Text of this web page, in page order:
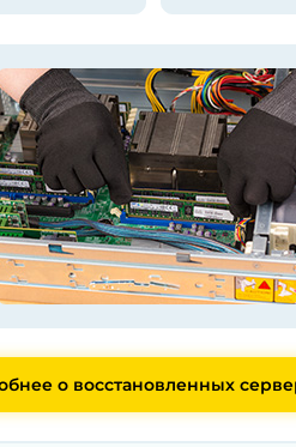
о восстановленных